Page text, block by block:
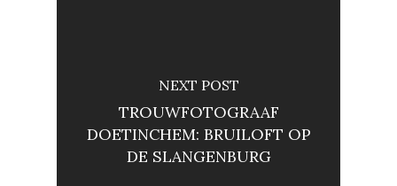
NEXT POST
TROUWFOTOGRAAF
DOETINCHEM: BRUILOFT OP
DE SLANGENBURG